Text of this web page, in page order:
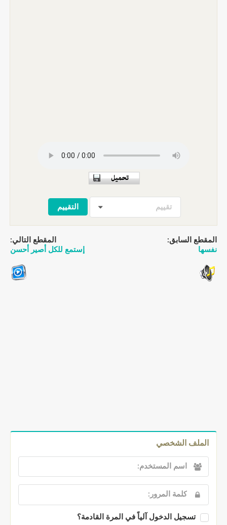
تقييم
المقطع السابق:
نفسها
المقطع التالي:
إستمع للكل أصير أحسن
الملف الشخصي
تسجيل الدخول آلياً في المرة القادمة؟